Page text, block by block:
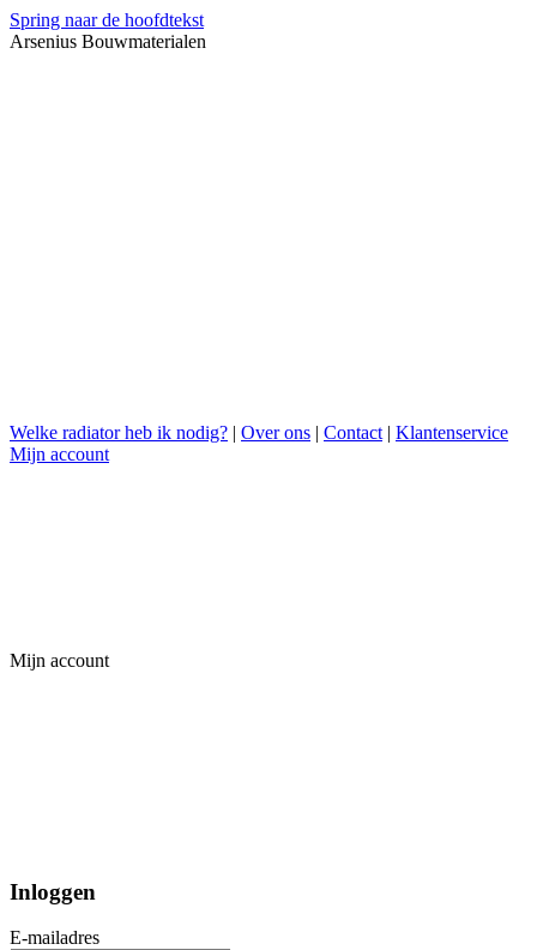
Spring naar de hoofdtekst
Arsenius Bouwmaterialen
Welke radiator heb ik nodig? | Over ons | Contact | Klantenservice
Mijn account
Mijn account
Inloggen
E-mailadres